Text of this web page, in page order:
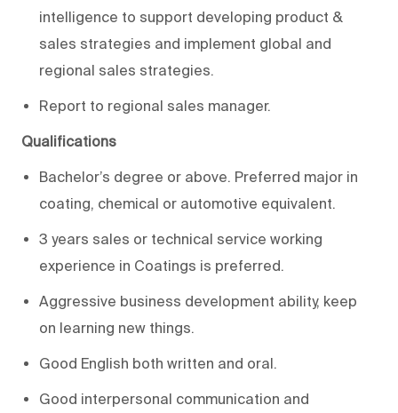
intelligence to support developing product &
sales strategies and implement global and
regional sales strategies.
Report to regional sales manager.
Qualifications
Bachelor’s degree or above. Preferred major in
coating, chemical or automotive equivalent.
3 years sales or technical service working
experience in Coatings is preferred.
Aggressive business development ability, keep
on learning new things.
Good English both written and oral.
Good interpersonal communication and